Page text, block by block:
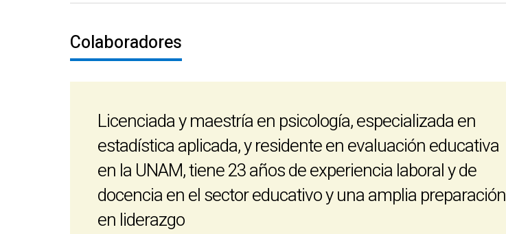
Colaboradores
Licenciada y maestría en psicología, especializada en
estadística aplicada, y residente en evaluación educativa
en la UNAM, tiene 23 años de experiencia laboral y de
docencia en el sector educativo y una amplia preparación
en liderazgo